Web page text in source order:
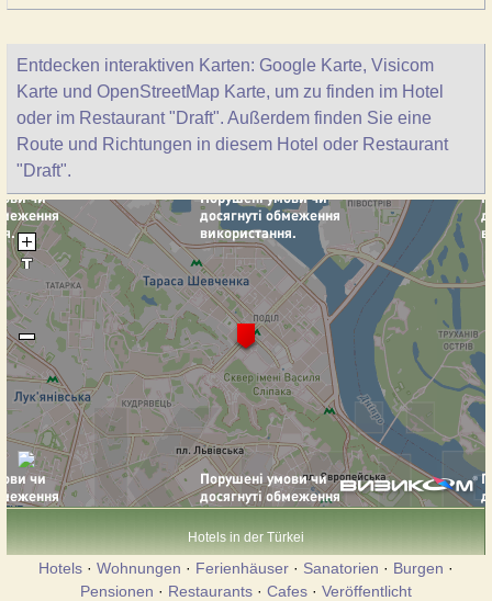
Entdecken interaktiven Karten: Google Karte, Visicom
Karte und OpenStreetMap Karte, um zu finden im Hotel
oder im Restaurant "Draft". Außerdem finden Sie eine
Route und Richtungen in diesem Hotel oder Restaurant
"Draft".
Hotels in der Türkei
Hotels · Wohnungen · Ferienhäuser · Sanatorien · Burgen ·
Pensionen · Restaurants · Cafes · Veröffentlicht